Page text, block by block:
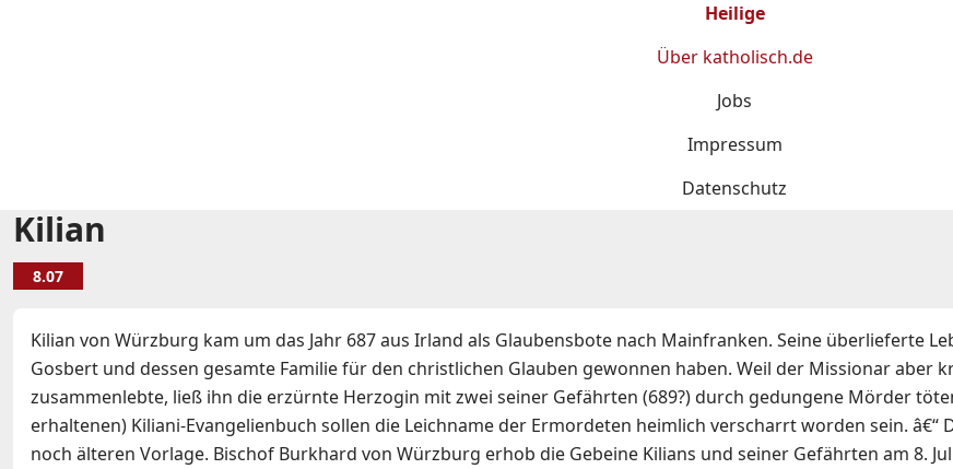
Heilige
Über katholisch.de
Jobs
Impressum
Datenschutz
Kilian
8.07
Kilian von Würzburg kam um das Jahr 687 aus Irland als Glaubensbote nach Mainfranken. Seine überlieferte
Gosbert und dessen gesamte Familie für den christlichen Glauben gewonnen haben. Weil der Missionar aber
zusammenlebte, ließ ihn die erzürnte Herzogin mit zwei seiner Gefährten (689?) durch gedungene Mörder
erhaltenen) Kiliani-Evangelienbuch sollen die Leichname der Ermordeten heimlich verscharrt worden sein. â€“
noch älteren Vorlage. Bischof Burkhard von Würzburg erhob die Gebeine Kilians und seiner Gefährten am 8.